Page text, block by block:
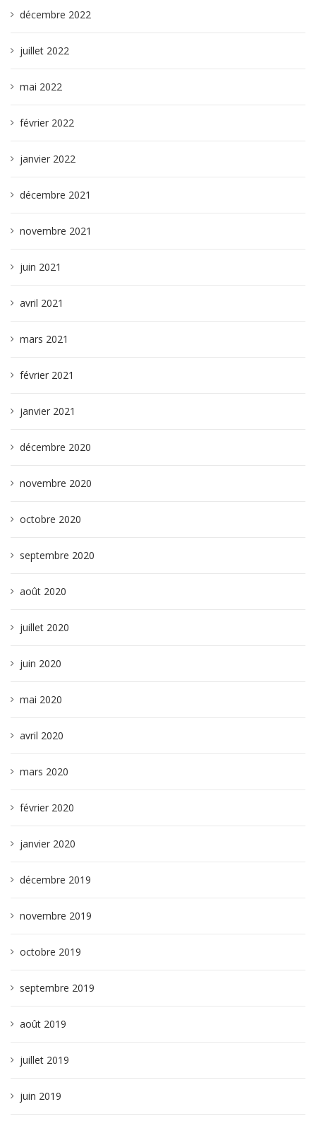
décembre 2022
juillet 2022
mai 2022
février 2022
janvier 2022
décembre 2021
novembre 2021
juin 2021
avril 2021
mars 2021
février 2021
janvier 2021
décembre 2020
novembre 2020
octobre 2020
septembre 2020
août 2020
juillet 2020
juin 2020
mai 2020
avril 2020
mars 2020
février 2020
janvier 2020
décembre 2019
novembre 2019
octobre 2019
septembre 2019
août 2019
juillet 2019
juin 2019